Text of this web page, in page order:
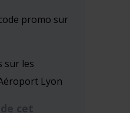
promo sur
sur les
Lyon